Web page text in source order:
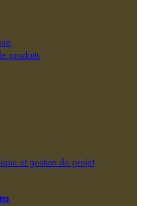
produits
et gestion de projet